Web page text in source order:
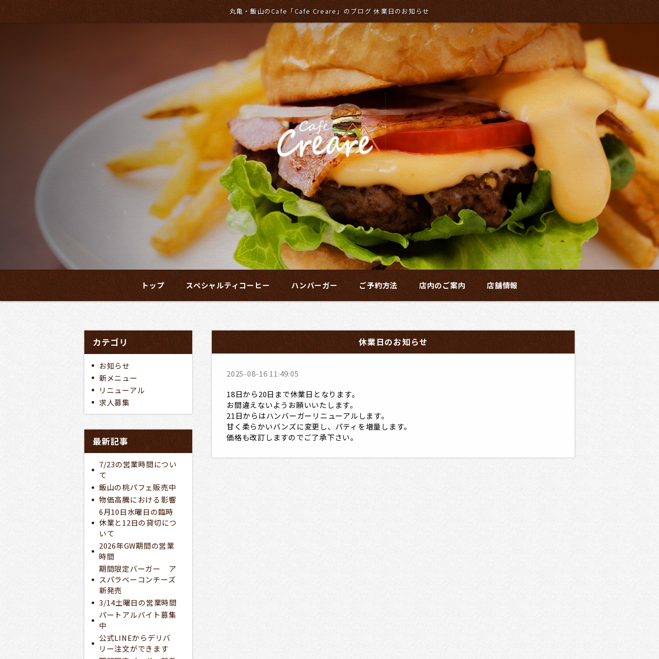
丸亀・飯山のCafe「Cafe Creare」のブログ 休業日のお知らせ
トップ スペシャルティコーヒー ハンバーガー ご予約方法 店内のご案内 店舗情報
カテゴリ
お知らせ
新メニュー
リニューアル
求人募集
最新記事
7/23の営業時間につい
て
飯山の桃パフェ販売中
物価高騰における影響
6月10日水曜日の臨時
休業と12日の貸切につ
いて
2026年GW期間の営業
時間
期間限定バーガー ア
スパラベーコンチーズ
新発売
3/14土曜日の営業時間
パートアルバイト募集
中
公式LINEからデリバ
リー注文ができます
休業日のお知らせ
2025-08-16 11:49:05
18日から20日まで休業日となります。
お間違えないようお願いいたします。
21日からはハンバーガーリニューアルします。
甘く柔らかいバンズに変更し、パティを増量します。
価格も改訂しますのでご了承下さい。